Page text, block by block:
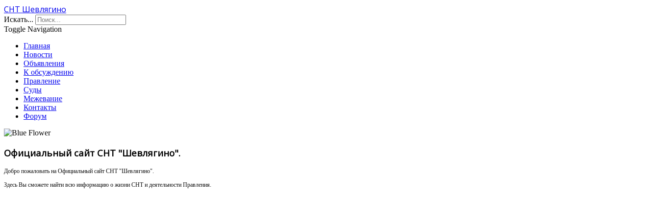
СНТ Шевлягино
Искать...
Toggle Navigation
Главная
Новости
Объявления
К обсуждению
Правление
Суды
Межевание
Контакты
Форум
Официальный сайт СНТ "Шевлягино".
Добро пожаловать на Официальный сайт СНТ "Шевлягино".
Здесь Вы сможете найти всю информацию о жизни СНТ и деятельности Правления.